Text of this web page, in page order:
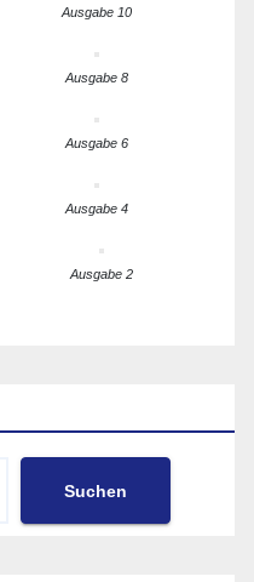
Ausgabe 10
Ausgabe 8
Ausgabe 6
Ausgabe 4
Ausgabe 2
Suchen